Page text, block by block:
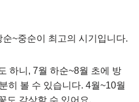
~중순이 최고의 시기입니다.
하니, 7월 하순~8월 초에 방
히 볼 수 있습니다. 4월~10월
도 감상할 수 있어요.